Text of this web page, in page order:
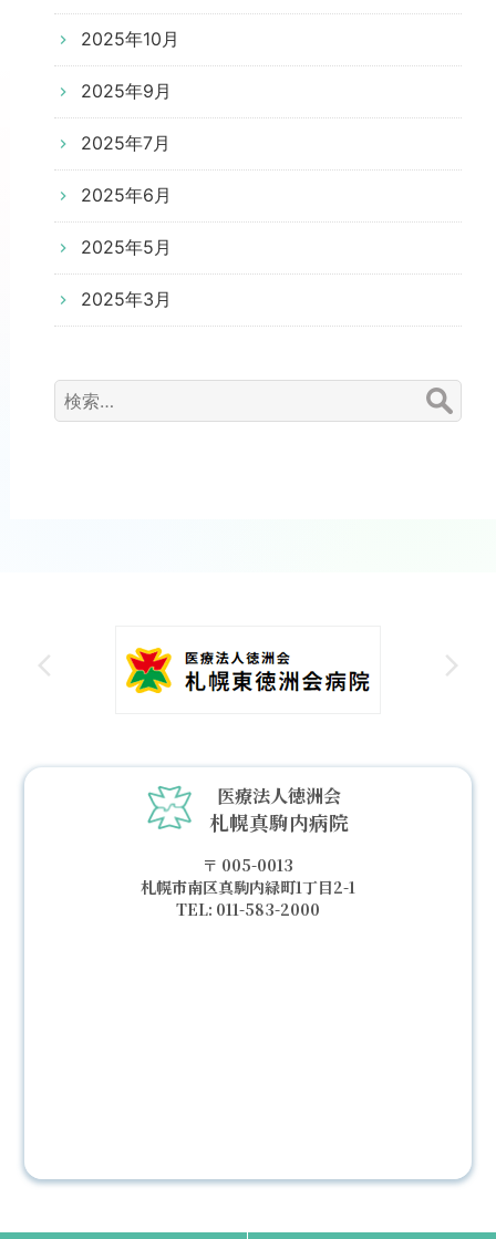
2025年10月
2025年9月
2025年7月
2025年6月
2025年5月
2025年3月
検
索:
医療法人徳洲会
札幌真駒内病院
005-0013
札幌市南区真駒内緑町1丁目2-1
011-583-2000